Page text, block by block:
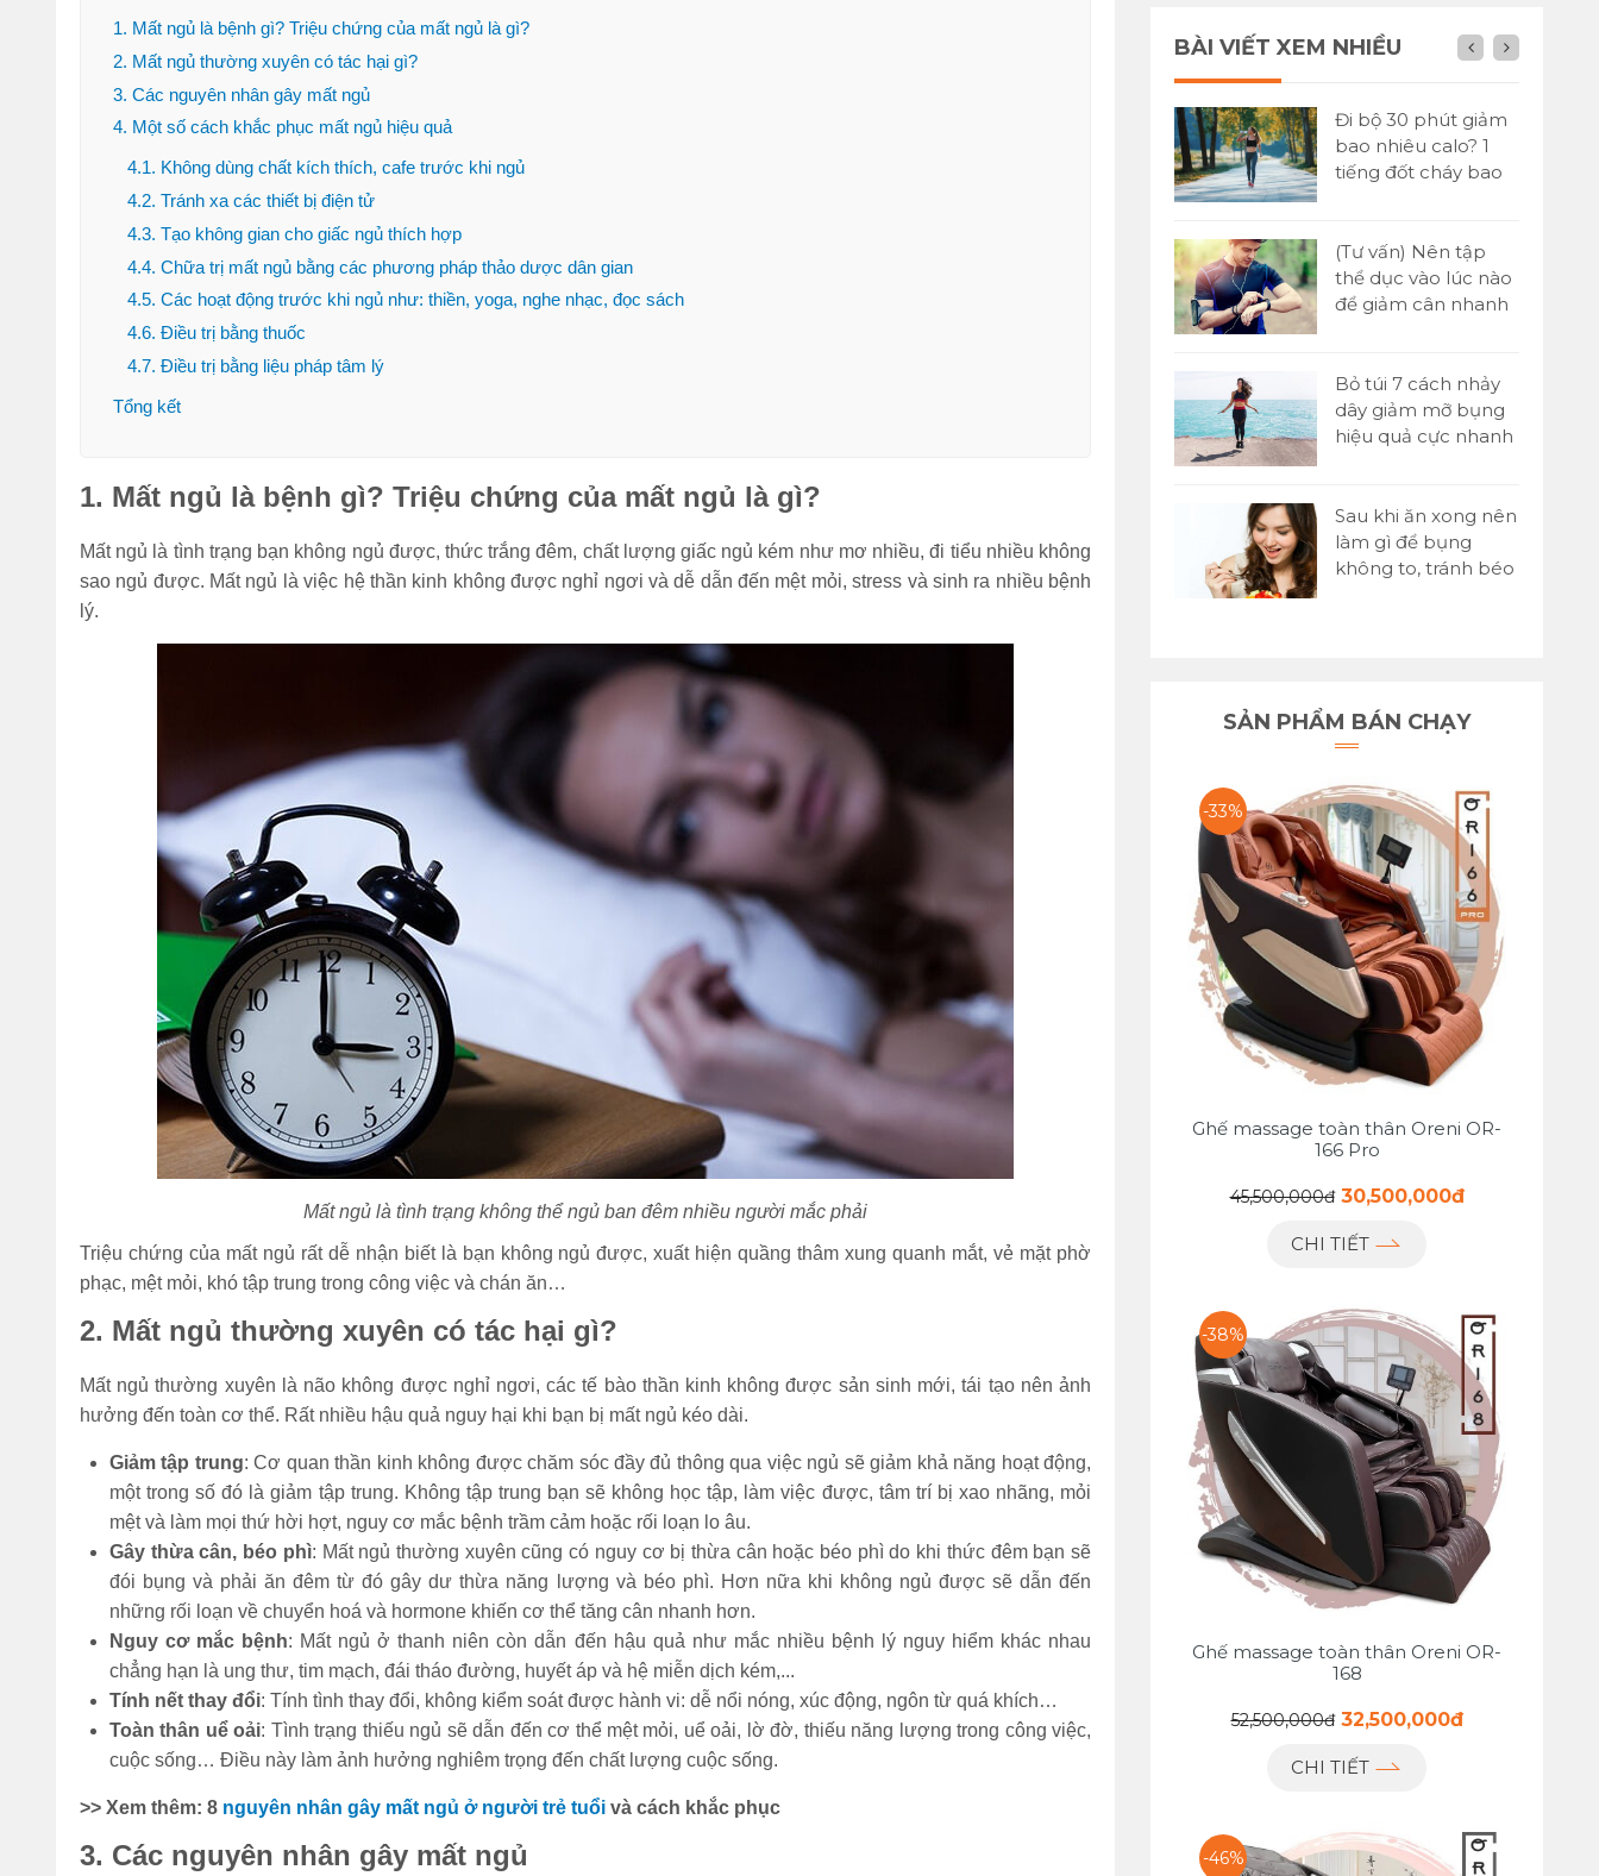
1. Mất ngủ là bệnh gì? Triệu chứng của mất ngủ là gì?
2. Mất ngủ thường xuyên có tác hại gì?
3. Các nguyên nhân gây mất ngủ
4. Một số cách khắc phục mất ngủ hiệu quả
4.1. Không dùng chất kích thích, cafe trước khi ngủ
4.2. Tránh xa các thiết bị điện tử
4.3. Tạo không gian cho giấc ngủ thích hợp
4.4. Chữa trị mất ngủ bằng các phương pháp thảo dược dân gian
4.5. Các hoạt động trước khi ngủ như: thiền, yoga, nghe nhạc, đọc sách
4.6. Điều trị bằng thuốc
4.7. Điều trị bằng liệu pháp tâm lý
Tổng kết
1. Mất ngủ là bệnh gì? Triệu chứng của mất ngủ là gì?
Mất ngủ là tình trạng bạn không ngủ được, thức trắng đêm, chất lượng giấc ngủ kém như mơ nhiều, đi tiểu nhiều không
sao ngủ được. Mất ngủ là việc hệ thần kinh không được nghỉ ngơi và dễ dẫn đến mệt mỏi, stress và sinh ra nhiều bệnh
lý.
Mất ngủ là tình trạng không thể ngủ ban đêm nhiều người mắc phải
Triệu chứng của mất ngủ rất dễ nhận biết là bạn không ngủ được, xuất hiện quầng thâm xung quanh mắt, vẻ mặt phờ
phạc, mệt mỏi, khó tập trung trong công việc và chán ăn…
2. Mất ngủ thường xuyên có tác hại gì?
Mất ngủ thường xuyên là não không được nghỉ ngơi, các tế bào thần kinh không được sản sinh mới, tái tạo nên ảnh
hưởng đến toàn cơ thể. Rất nhiều hậu quả nguy hại khi bạn bị mất ngủ kéo dài.
Giảm tập trung: Cơ quan thần kinh không được chăm sóc đầy đủ thông qua việc ngủ sẽ giảm khả năng hoạt động,
một trong số đó là giảm tập trung. Không tập trung bạn sẽ không học tập, làm việc được, tâm trí bị xao nhãng, mỏi
mệt và làm mọi thứ hời hợt, nguy cơ mắc bệnh trầm cảm hoặc rối loạn lo âu.
Gây thừa cân, béo phì: Mất ngủ thường xuyên cũng có nguy cơ bị thừa cân hoặc béo phì do khi thức đêm bạn sẽ
đói bụng và phải ăn đêm từ đó gây dư thừa năng lượng và béo phì. Hơn nữa khi không ngủ được sẽ dẫn đến
những rối loạn về chuyển hoá và hormone khiến cơ thể tăng cân nhanh hơn.
Nguy cơ mắc bệnh: Mất ngủ ở thanh niên còn dẫn đến hậu quả như mắc nhiều bệnh lý nguy hiểm khác nhau
chẳng hạn là ung thư, tim mạch, đái tháo đường, huyết áp và hệ miễn dịch kém,...
Tính nết thay đổi: Tính tình thay đổi, không kiểm soát được hành vi: dễ nổi nóng, xúc động, ngôn từ quá khích…
Toàn thân uể oải: Tình trạng thiếu ngủ sẽ dẫn đến cơ thể mệt mỏi, uể oải, lờ đờ, thiếu năng lượng trong công việc,
cuộc sống… Điều này làm ảnh hưởng nghiêm trọng đến chất lượng cuộc sống.
>> Xem thêm: 8 nguyên nhân gây mất ngủ ở người trẻ tuổi và cách khắc phục
3. Các nguyên nhân gây mất ngủ
BÀI VIẾT XEM NHIỀU
Đi bộ 30 phút giảm
tiếng đốt cháy bao
nhiêu?
(Tư vấn) Nên tập
thể dục vào lúc nào
để giảm cân nhanh
nhất?
Bỏ túi 7 cách nhảy
Sau khi ăn xong nên
làm gì để bụng
không to, tránh béo
bụng?
trung bình đúng
10 lợi ích của việc
chơi thể thao
thường xuyên với
sức khỏe
Kỹ thuật chạy tiếp
sức 4x100m trong
thi đấu
Đi bộ 30 phút giảm
bao nhiêu calo? 1
tiếng đốt cháy bao
(Tư vấn) Nên tập
thể dục vào lúc nào
để giảm cân nhanh
Bỏ túi 7 cách nhảy
dây giảm mỡ bụng
hiệu quả cực nhanh
Sau khi ăn xong nên
làm gì để bụng
không to, tránh béo
SẢN PHẨM BÁN CHẠY
-33%
Ghế massage toàn thân Oreni OR-
166 Pro
45,500,000đ 30,500,000đ
CHI TIẾT
-38%
Ghế massage toàn thân Oreni OR-
168
52,500,000đ 32,500,000đ
CHI TIẾT
-46%